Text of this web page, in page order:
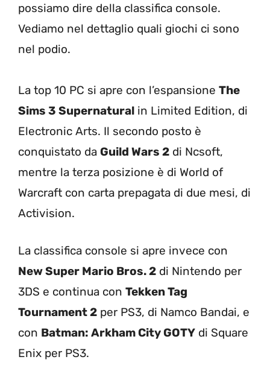
possiamo dire della classifica console.
Vediamo nel dettaglio quali giochi ci sono
nel podio.
La top 10 PC si apre con l’espansione The
Sims 3 Supernatural in Limited Edition, di
Electronic Arts. Il secondo posto è
conquistato da Guild Wars 2 di Ncsoft,
mentre la terza posizione è di World of
Warcraft con carta prepagata di due mesi, di
Activision.
La classifica console si apre invece con
New Super Mario Bros. 2 di Nintendo per
3DS e continua con Tekken Tag
Tournament 2 per PS3, di Namco Bandai, e
con Batman: Arkham City GOTY di Square
Enix per PS3.